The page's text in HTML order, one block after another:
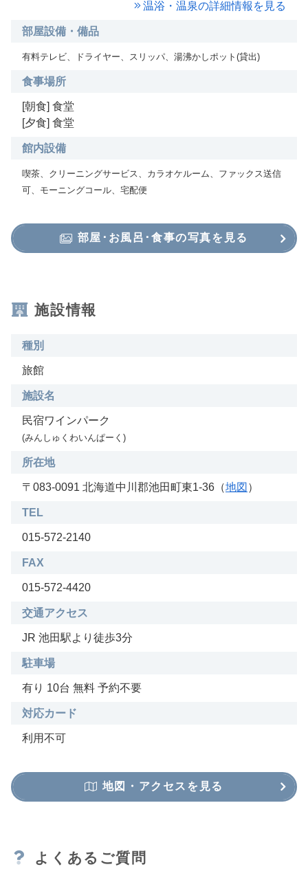
温浴・温泉の詳細情報を見る
部屋設備・備品
有料テレビ、ドライヤー、スリッパ、湯沸かしポット(貸出)
食事場所
[朝食] 食堂
[夕食] 食堂
館内設備
喫茶、クリーニングサービス、カラオケルーム、ファックス送信
可、モーニングコール、宅配便
部屋･お風呂･食事の写真を見る
施設情報
種別
旅館
施設名
民宿ワインパーク
(みんしゅくわいんぱーく)
所在地
〒083-0091 北海道中川郡池田町東1-36（地図 ）
TEL
015-572-2140
FAX
015-572-4420
交通アクセス
JR 池田駅より徒歩3分
駐車場
有り 10台 無料 予約不要
対応カード
利用不可
地図・アクセスを見る
よくあるご質問